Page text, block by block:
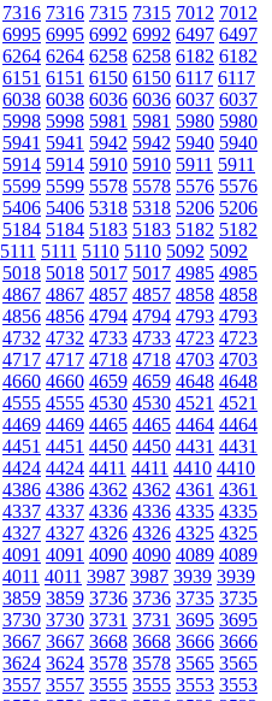
7316 7316 7315 7315 7012 7012
6995 6995 6992 6992 6497 6497
6264 6264 6258 6258 6182 6182
6151 6151 6150 6150 6117 6117
6038 6038 6036 6036 6037 6037
5998 5998 5981 5981 5980 5980
5941 5941 5942 5942 5940 5940
5914 5914 5910 5910 5911 5911
5599 5599 5578 5578 5576 5576
5406 5406 5318 5318 5206 5206
5184 5184 5183 5183 5182 5182
5111 5111 5110 5110 5092 5092
5018 5018 5017 5017 4985 4985
4867 4867 4857 4857 4858 4858
4856 4856 4794 4794 4793 4793
4732 4732 4733 4733 4723 4723
4717 4717 4718 4718 4703 4703
4660 4660 4659 4659 4648 4648
4555 4555 4530 4530 4521 4521
4469 4469 4465 4465 4464 4464
4451 4451 4450 4450 4431 4431
4424 4424 4411 4411 4410 4410
4386 4386 4362 4362 4361 4361
4337 4337 4336 4336 4335 4335
4327 4327 4326 4326 4325 4325
4091 4091 4090 4090 4089 4089
4011 4011 3987 3987 3939 3939
3859 3859 3736 3736 3735 3735
3730 3730 3731 3731 3695 3695
3667 3667 3668 3668 3666 3666
3624 3624 3578 3578 3565 3565
3557 3557 3555 3555 3553 3553